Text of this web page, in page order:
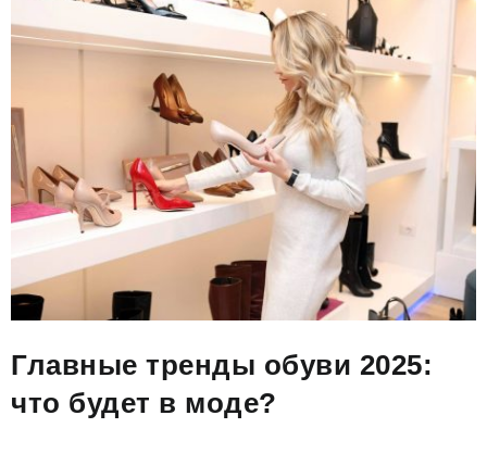
Главные тренды обуви 2025:
что будет в моде?